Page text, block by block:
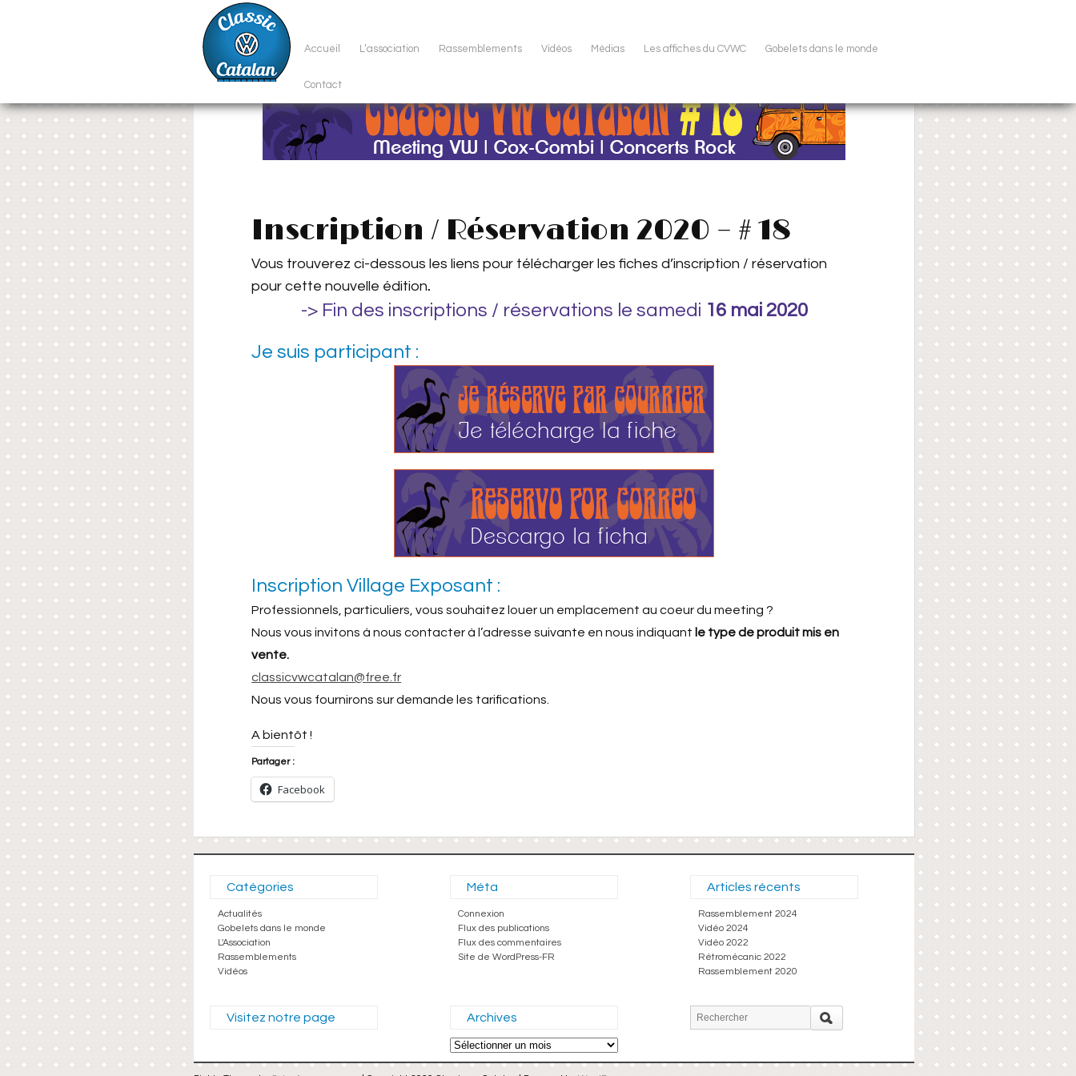
Accueil L’association Rassemblements Vidéos Médias Les affiches du CVWC Gobelets dans le monde
Contact
Inscription / Réservation 2020 – # 18
Vous trouverez ci-dessous les liens pour télécharger les fiches d’inscription / réservation
pour cette nouvelle édition.
-> Fin des inscriptions / réservations le samedi 16 mai 2020
Je suis participant :
Inscription Village Exposant :
Professionnels, particuliers, vous souhaitez louer un emplacement au coeur du meeting ?
Nous vous invitons à nous contacter à l’adresse suivante en nous indiquant le type de produit mis en
vente.
classicvwcatalan@free.fr
Nous vous fournirons sur demande les tarifications.
A bientôt !
Partager :
Facebook
Catégories
Actualités
Gobelets dans le monde
L'Association
Rassemblements
Vidéos
Méta
Connexion
Flux des publications
Flux des commentaires
Site de WordPress-FR
Articles récents
Rassemblement 2024
Vidéo 2024
Vidéo 2022
Rétromécanic 2022
Rassemblement 2020
Visitez notre page Archives
Archives